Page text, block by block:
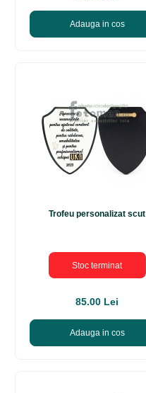
Adauga in cos
Trofeu personalizat scut
Stoc terminat
85.00 Lei
Adauga in cos